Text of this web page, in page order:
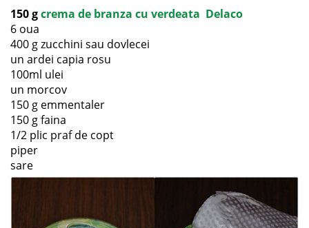
150 gcrema de branza cu verdeata Delaco
6 oua
400 g zucchini sau dovlecei
un ardei capia rosu
100ml ulei
un morcov
150 g emmentaler
150 g faina
1/2 plic praf de copt
piper
sare